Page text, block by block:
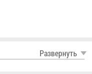
Раз­вер­нуть